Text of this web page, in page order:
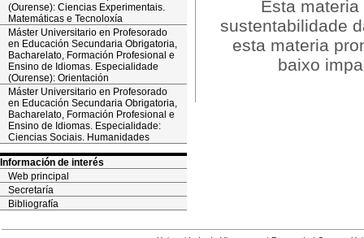
(Ourense): Ciencias Experimentais.
Matemáticas e Tecnoloxía
Máster Universitario en Profesorado
en Educación Secundaria Obrigatoria,
Bacharelato, Formación Profesional e
Ensino de Idiomas. Especialidade
(Ourense): Orientación
Máster Universitario en Profesorado
en Educación Secundaria Obrigatoria,
Bacharelato, Formación Profesional e
Ensino de Idiomas. Especialidade:
Ciencias Sociais. Humanidades
Información de interés
Web principal
Secretaría
Bibliografía
Esta
sustentabilidade
esta materia
baixo